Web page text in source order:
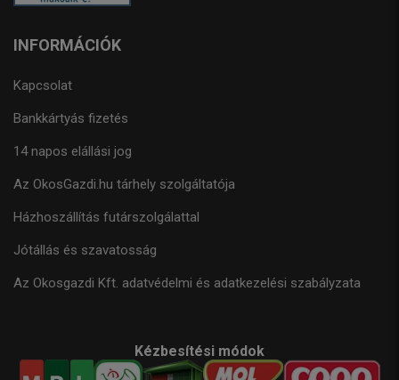
INFORMÁCIÓK
Kapcsolat
Bankkártyás fizetés
14 napos elállási jog
Az OkosGazdi.hu tárhely szolgáltatója
Házhoszállítás futárszolgálattal
Jótállás és szavatosság
Az Okosgazdi Kft. adatvédelmi és adatkezelési szabályzata
Kézbesítési módok